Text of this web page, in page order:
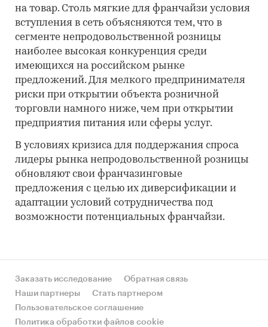
на товар. Столь мягкие для франчайзи условия
вступления в сеть объясняются тем, что в
сегменте непродовольственной розницы
наиболее высокая конкуренция среди
имеющихся на российском рынке
предложений. Для мелкого предпринимателя
риски при открытии объекта розничной
торговли намного ниже, чем при открытии
предприятия питания или сферы услуг.
В условиях кризиса для поддержания спроса
лидеры рынка непродовольственной розницы
обновляют свои франчазинговые
предложения с целью их диверсификации и
адаптации условий сотрудничества под
возможности потенциальных франчайзи.
Заказать исследование
Обратная связь
Наши партнеры
Стать партнером
Пользовательское соглашение
Политика обработки файлов cookie